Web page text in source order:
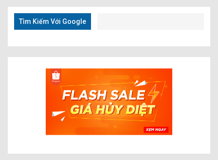
Nhanh
Tìm Kiếm Với Google